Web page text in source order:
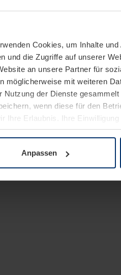
Cookies, um Inhalte
und die Zugriffe auf unserer
an unsere Partner für
möglicherweise mit weiteren
der Dienste gesammelt
wenn diese für den
Ihre Erlaubnis. Ihre Einwilligung
unserer Website ändern oder
Anpassen